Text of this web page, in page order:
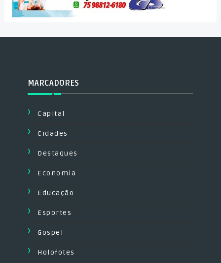
MARCADORES
Capital
Cidades
Destaques
Economia
Educação
Esportes
Gospel
Holofotes